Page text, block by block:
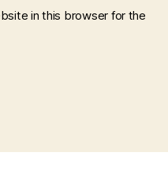
in this browser for the